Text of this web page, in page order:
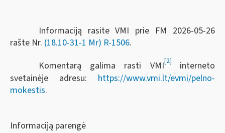
Informaciją rasite VMI prie FM 2026-05-26
rašte Nr. (18.10-31-1 Mr) R-1506.
Komentarą galima rasti VMI[2]
interneto
svetainėje adresu: https://www.vmi.lt/evmi/pelno-
mokestis.
Informaciją parengė